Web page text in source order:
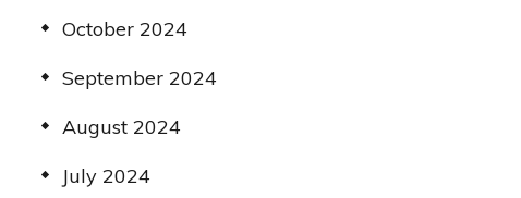
October 2024
September 2024
August 2024
July 2024